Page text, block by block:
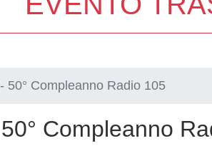
50° Compleanno Radio 105
Compleanno